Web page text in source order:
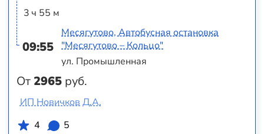
3 ч 55 м
09:55
От2965 руб.
Месягутово, Автобусная остановка
"Месягутово – Кольцо"
ул. Промышленная
ИП Новичков Д.А.
4
5